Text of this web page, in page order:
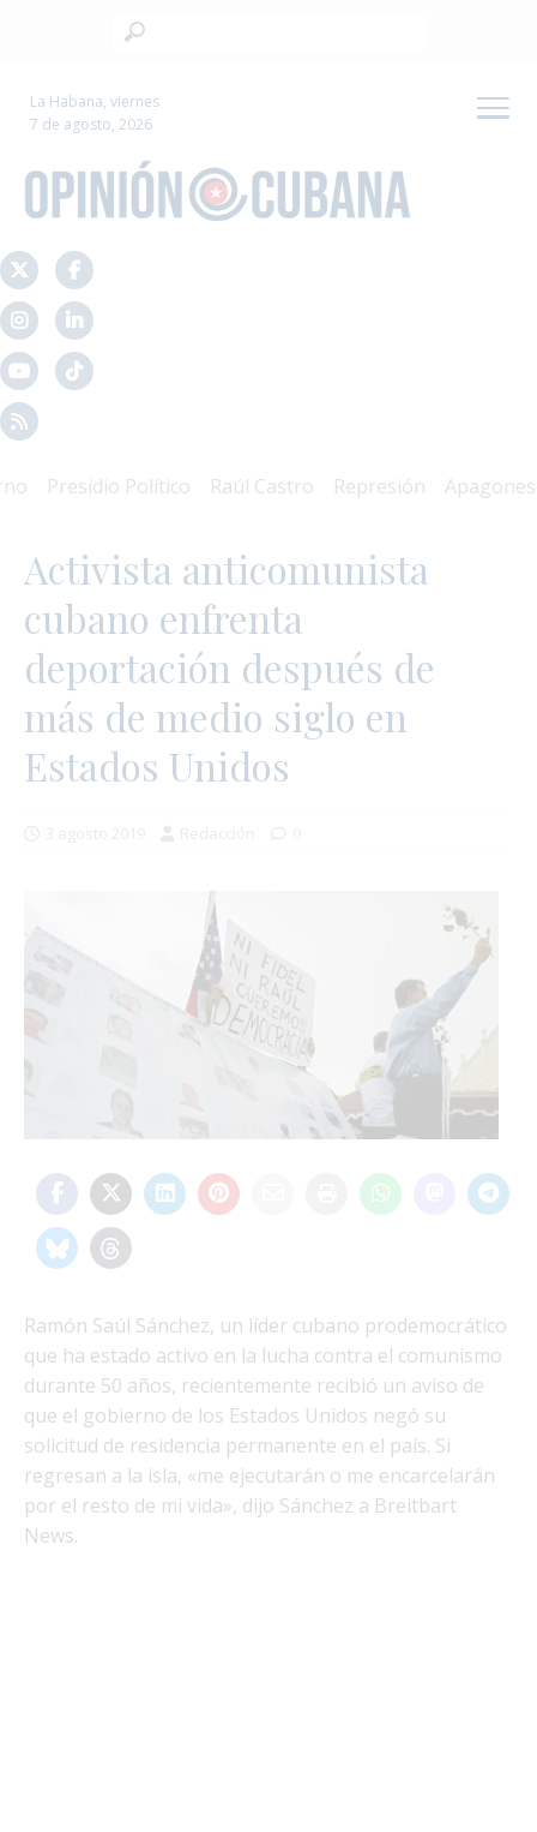
La Habana, viernes
7 de agosto, 2026
Político Raúl Castro Represión Apagones
Activista anticomunista
cubano enfrenta
deportación después de
más de medio siglo en
Estados Unidos
Ramón Saúl Sánchez, un líder cubano prodemocrático
que ha estado activo en la lucha contra el comunismo
durante 50 años, recientemente recibió un aviso de
que el gobierno de los Estados Unidos negó su
solicitud de residencia permanente en el país. Si
regresan a la isla, «me ejecutarán o me encarcelarán
por el resto de mi vida», dijo Sánchez a Breitbart
News.